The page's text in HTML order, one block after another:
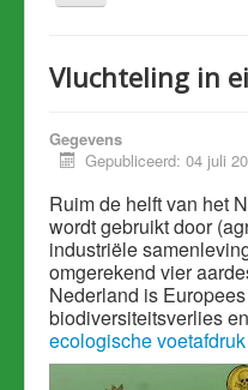
Nieuws
Duurzame links
Eerdere artikelen
Vluchteling in
Gegevens
Gepubliceerd: 04 juli
Ruim de helft van het
wordt gebruikt door
industriële
omgerekend vier
Nederland is
biodiversiteitsverlies
ecologische